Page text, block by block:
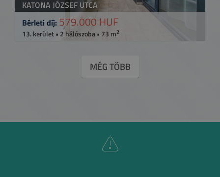
KATONA JÓZSEF UTCA
Bérleti díj: 579.000 HUF
13. kerület • 2 hálószoba • 73 m2
MÉG TÖBB